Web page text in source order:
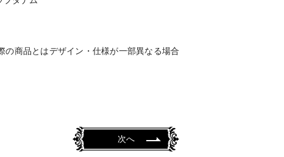
商品とはデザイン・仕様が一部異なる場合
次へ